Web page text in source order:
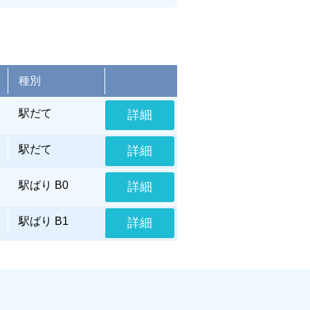
種別
駅だて 詳細
駅だて 詳細
駅ばり B0 詳細
駅ばり B1 詳細